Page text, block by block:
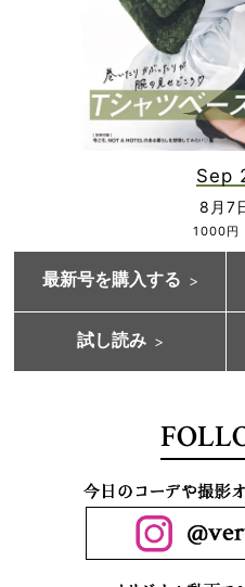
Sep
8月7
1000円
最新号を購入する
試し読み